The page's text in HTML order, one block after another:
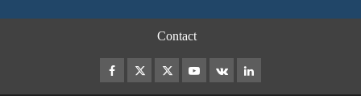
Contact
Facebook
TwitterInstagram
Youtube
VK LinkedIn